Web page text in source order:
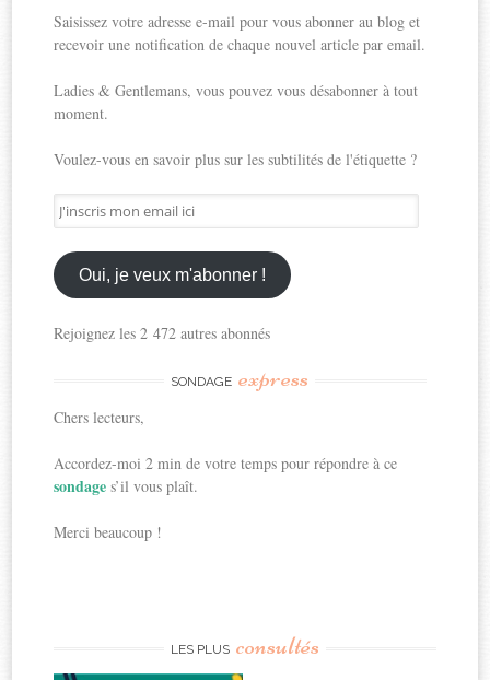
Saisissez votre adresse e-mail pour vous abonner au blog et
recevoir une notification de chaque nouvel article par email.
Ladies & Gentlemans, vous pouvez vous désabonner à tout
moment.
Voulez-vous en savoir plus sur les subtilités de l'étiquette ?
J'inscris
mon
email
ici
Oui, je veux m'abonner !
Rejoignez les 2 472 autres abonnés
SONDAGE express
Chers lecteurs,
Accordez-moi 2 min de votre temps pour répondre à ce
sondages’il vous plaît.
Merci beaucoup !
LES PLUS consultés